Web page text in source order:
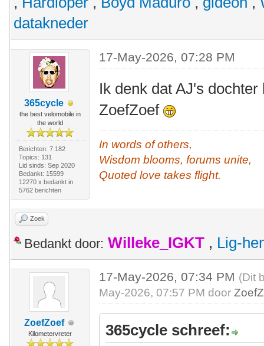
datakneder
365cycle
the best velomobile in
the world
Berichten: 7.182
Topics: 131
Lid sinds: Sep 2020
Bedankt: 15599
12270 x bedankt in
5762 berichten
17-May-2026, 07:28 PM
Ik denk dat AJ's
ZoefZoef
In words of others,
Wisdom blooms, forums unite,
Quoted love takes flight.
Zoek
Bedankt door: Willeke_IGKT , Lig-
ZoefZoef
Kilometervreter
17-May-2026, 07:34 PM (Dit
May-2026, 07:57 PM door
365cycle schreef: